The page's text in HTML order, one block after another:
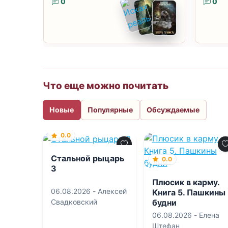
Что еще можно почитать
Новые Популярные Обсуждаемые
0.0
Стальной рыцарь
3
06.08.2026 - Алексей
Свадковский
0.0
Плюсик в карму.
Книга 5. Пашкины
будни
06.08.2026 - Елена
Штефан